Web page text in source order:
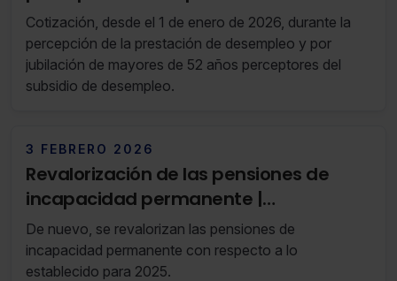
no seleccionas ninguna utilizaremos las que sean
indispensables para la navegación.
Saber más acerca de las cookies
desempleo
Cotización, desde el 1 de enero de 2026, durante la
percepción de la prestación de desempleo y por
jubilación de mayores de 52 años perceptores del
subsidio de desempleo.
3 FEBRERO 2026
Revalorización de las pensiones de
incapacidad permanente |
Actualización febrero 2026
De nuevo, se revalorizan las pensiones de
incapacidad permanente con respecto a lo
establecido para 2025.